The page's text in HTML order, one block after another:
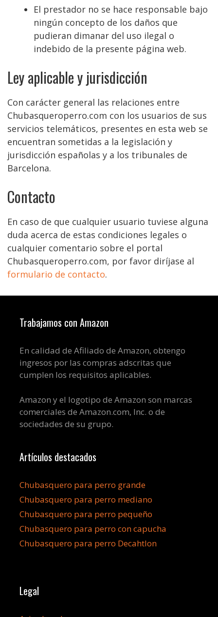
El prestador no se hace responsable bajo
ningún concepto de los daños que
pudieran dimanar del uso ilegal o
indebido de la presente página web.
Ley aplicable y jurisdicción
Con carácter general las relaciones entre
Chubasqueroperro.com con los usuarios de sus
servicios telemáticos, presentes en esta web se
encuentran sometidas a la legislación y
jurisdicción españolas y a los tribunales de
Barcelona.
Contacto
En caso de que cualquier usuario tuviese alguna
duda acerca de estas condiciones legales o
cualquier comentario sobre el portal
Chubasqueroperro.com, por favor diríjase al
formulario de contacto.
Trabajamos con Amazon
En calidad de Afiliado de Amazon, obtengo
ingresos por las compras adscritas que
cumplen los requisitos aplicables.
Amazon y el logotipo de Amazon son marcas
comerciales de Amazon.com, Inc. o de
sociedades de su grupo.
Artículos destacados
Chubasquero para perro grande
Chubasquero para perro mediano
Chubasquero para perro pequeño
Chubasquero para perro con capucha
Chubasquero para perro Decahtlon
Legal